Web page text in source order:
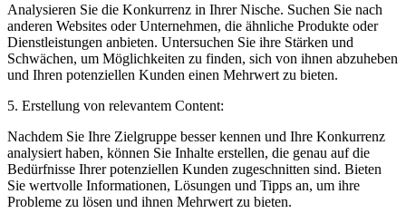
Analysieren Sie die ⁤Konkurrenz⁢ in ​Ihrer ⁣Nische. Suchen Sie ‌nach
anderen Websites oder ⁣Unternehmen,⁤ die‌ ähnliche Produkte ⁤oder
Dienstleistungen anbieten. Untersuchen Sie ihre Stärken ​und
Schwächen, um Möglichkeiten zu finden, sich von ihnen abzuheben
und Ihren ⁤potenziellen Kunden⁢ einen‍ Mehrwert zu bieten.
5. Erstellung von relevantem‌ Content:
Nachdem Sie‌ Ihre Zielgruppe besser​ kennen‍ und‌ Ihre⁣ Konkurrenz‍
analysiert⁤ haben, können Sie Inhalte erstellen, die genau​ auf die
Bedürfnisse⁣ Ihrer potenziellen Kunden zugeschnitten sind.‍ Bieten
Sie wertvolle Informationen, Lösungen und Tipps⁢ an, um ​ihre
⁤Probleme zu ⁣lösen und ​ihnen ⁣Mehrwert zu⁤ bieten.